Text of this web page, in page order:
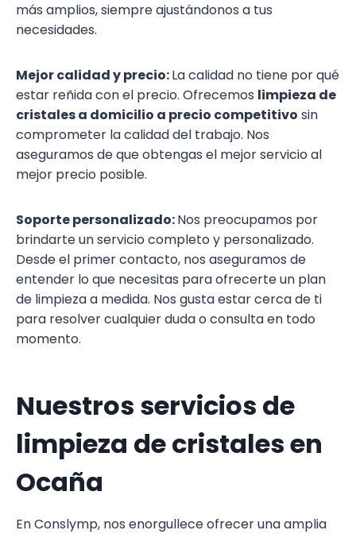
más amplios, siempre ajustándonos a tus
necesidades.
Mejor calidad y precio:La calidad no tiene por qué
estar reñida con el precio. Ofrecemos limpieza de
cristales a domicilio a precio competitivo sin
comprometer la calidad del trabajo. Nos
aseguramos de que obtengas el mejor servicio al
mejor precio posible.
Soporte personalizado:Nos preocupamos por
brindarte un servicio completo y personalizado.
Desde el primer contacto, nos aseguramos de
entender lo que necesitas para ofrecerte un plan
de limpieza a medida. Nos gusta estar cerca de ti
para resolver cualquier duda o consulta en todo
momento.
Nuestros servicios de
limpieza de cristales en
Ocaña
En Conslymp, nos enorgullece ofrecer una amplia